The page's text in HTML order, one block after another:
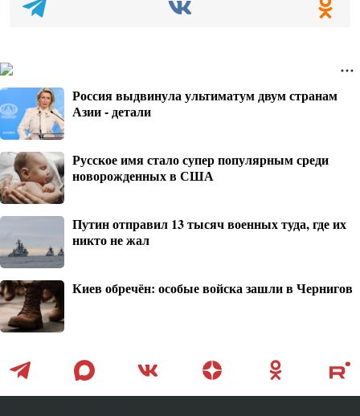
Россия выдвинула ультиматум двум странам
Азии - детали
Русское имя стало супер популярным среди
новорожденных в США
Путин отправил 13 тысяч военных туда, где их
никто не жал
Киев обречён: особые войска зашли в Чернигов